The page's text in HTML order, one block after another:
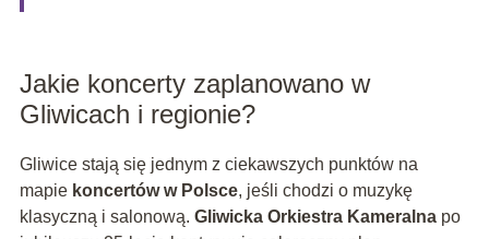
Jakie koncerty zaplanowano w
Gliwicach i regionie?
Gliwice stają się jednym z ciekawszych punktów na
mapie koncertów w Polsce, jeśli chodzi o muzykę
klasyczną i salonową. Gliwicka Orkiestra Kameralnapo